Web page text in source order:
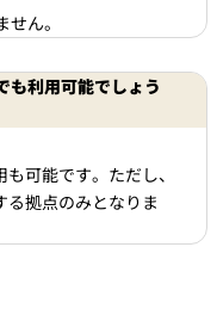
ん。
も利用可能でしょう
可能です。ただし、
拠点のみとなりま